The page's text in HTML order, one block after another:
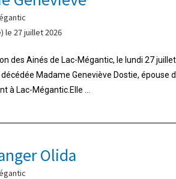
le 27 juillet 2026
des Ainés de Lac-Mégantic, le lundi 27
Madame Geneviève Dostie, épouse
à Lac-Mégantic.Elle ...
Olida